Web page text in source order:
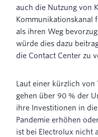
auch die Nutzung von
Kommunikationskanal
als ihren Weg
würde dies dazu
die Contact Center zu
Laut einer kürzlich
gehen über 90 % der
ihre Investitionen in
Pandemie erhöhen
ist bei Electrolux nicht